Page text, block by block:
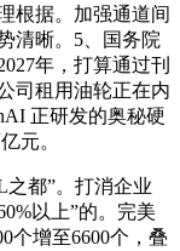
根据。加强通道间
清晰。5、国务院
年，打算通过刊
司租用油轮正在内
正研发的奥秘硬
元。
都”。打消企业
以上”的。完美
个增至6600个，叠